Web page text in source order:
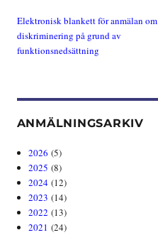
Elektronisk blankett för anmälan om
diskriminering på grund av
funktionsnedsättning
ANMÄLNINGSARKIV
2026 (5)
2025 (8)
2024(12)
2023 (14)
2022 (13)
2021 (24)